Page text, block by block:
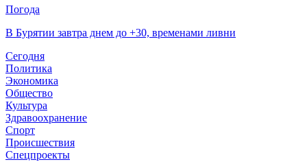
Погода
В Бурятии завтра днем до +30, временами ливни
Сегодня
Политика
Экономика
Общество
Культура
Здравоохранение
Спорт
Происшествия
Спецпроекты